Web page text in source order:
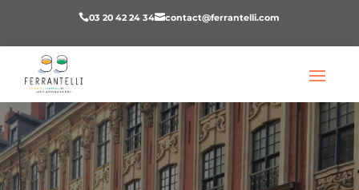
03 20 42 24 34contact@ferrantelli.com